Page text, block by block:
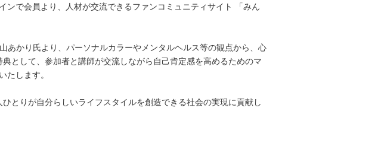
ンで会員より、人材が交流できるファンコミュニティサイト 「みん
あかり氏より、パーソナルカラーやメンタルヘルス等の観点から、心
として、参加者と講師が交流しながら自己肯定感を高めるためのマ
たします。
とりが自分らしいライフスタイルを創造できる社会の実現に貢献し